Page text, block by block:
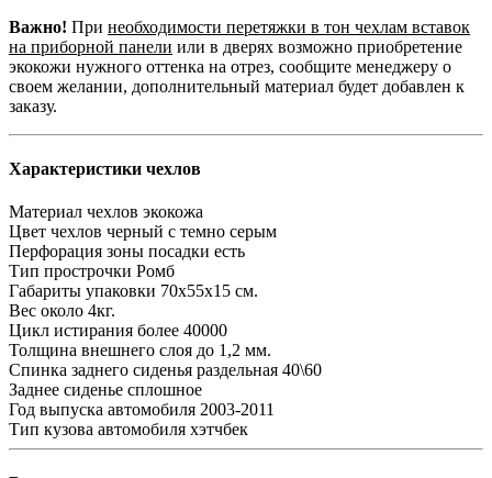
Важно! При необходимости перетяжки в тон чехлам вставок
на приборной панели или в дверях возможно приобретение
экокожи нужного оттенка на отрез, сообщите менеджеру о
своем желании, дополнительный материал будет добавлен к
заказу.
Характеристики чехлов
Материал чехлов экокожа
Цвет чехлов черный с темно серым
Перфорация зоны посадки есть
Тип прострочки Ромб
Габариты упаковки 70х55х15 см.
Вес около 4кг.
Цикл истирания более 40000
Толщина внешнего слоя до 1,2 мм.
Спинка заднего сиденья раздельная 40\60
Заднее сиденье сплошное
Год выпуска автомобиля 2003-2011
Тип кузова автомобиля хэтчбек